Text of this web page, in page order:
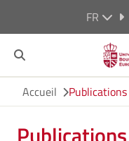
FR
Accueil Publications